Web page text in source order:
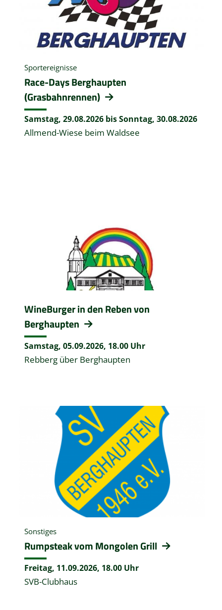
Sportereignisse
Race-Days Berghaupten
(Grasbahnrennen)
Samstag, 29.08.2026 bis Sonntag, 30.08.2026
Allmend-Wiese beim Waldsee
WineBurger in den Reben von
Berghaupten
Samstag, 05.09.2026, 18.00 Uhr
Rebberg über Berghaupten
Sonstiges
Rumpsteak vom Mongolen Grill
Freitag, 11.09.2026, 18.00 Uhr
SVB-Clubhaus